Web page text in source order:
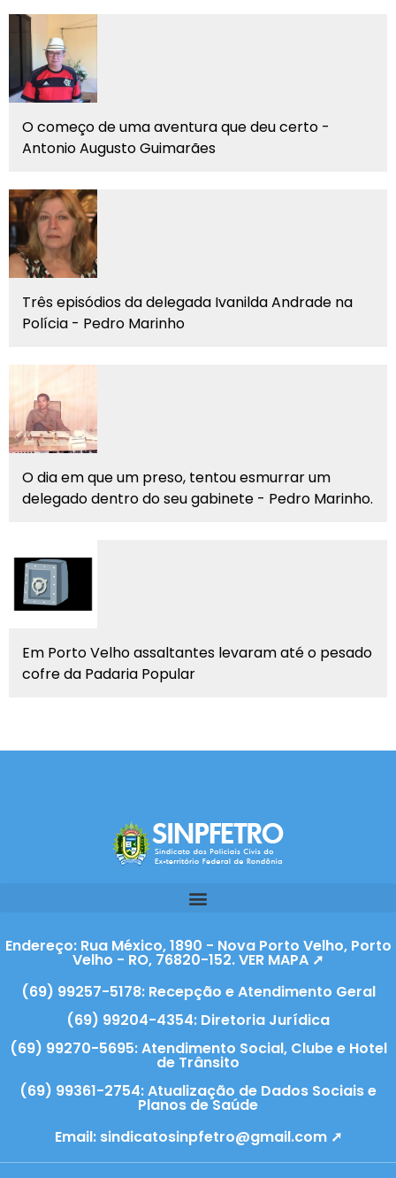
O começo de uma aventura que deu certo -
Antonio Augusto Guimarães
Três episódios da delegada Ivanilda Andrade na
Polícia - Pedro Marinho
O dia em que um preso, tentou esmurrar um
delegado dentro do seu gabinete - Pedro Marinho.
Em Porto Velho assaltantes levaram até o pesado
cofre da Padaria Popular
Endereço: Rua México, 1890 - Nova Porto Velho, Porto
Velho - RO, 76820-152. VER MAPA ➚
(69) 99257-5178: Recepção e Atendimento Geral
(69) 99204-4354: Diretoria Jurídica
(69) 99270-5695: Atendimento Social, Clube e Hotel
de Trânsito
(69) 99361-2754: Atualização de Dados Sociais e
Planos de Saúde
Email: sindicatosinpfetro@gmail.com ➚